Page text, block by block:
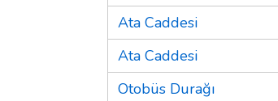
Ata Caddesi
Ata Caddesi
Otobüs Durağı